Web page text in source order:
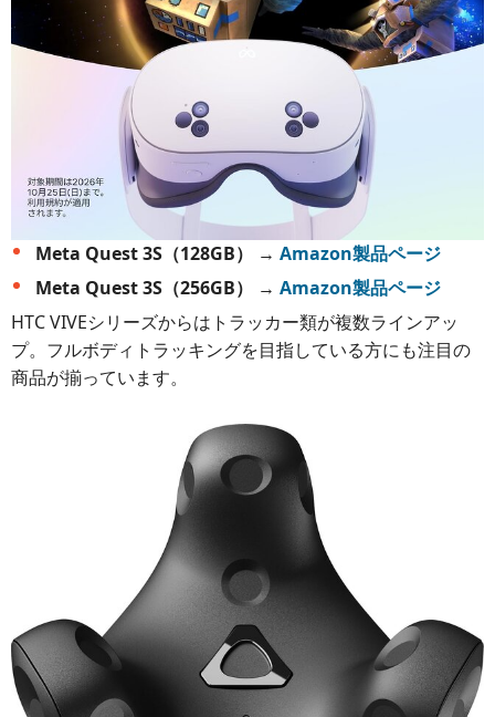
Meta Quest 3S（128GB） → Amazon製品ページ
Meta Quest 3S（256GB）
→ Amazon製品ページ
HTC VIVEシリーズからはトラッカー類が複数ラインアッ
プ。フルボディトラッキングを目指している方にも注目の
商品が揃っています。